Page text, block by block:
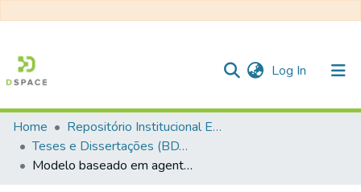
Log In (current)
Communities & Collections
All of DSpace
Home
Repositório Institucional EESC
Teses e Dissertações (BDTD USP)
Modelo baseado em agentes para estimar a geração e a distribuição de viagens intraurbanas